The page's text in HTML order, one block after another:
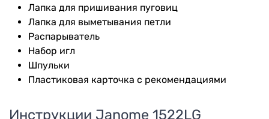
Лапка для пришивания пуговиц
Лапка для выметывания петли
Распарыватель
Набор игл
Шпульки
Пластиковая карточка с рекомендациями
Инструкции Janome 1522LG